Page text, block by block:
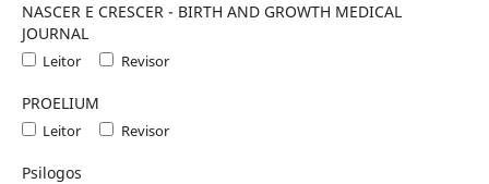
NASCER E CRESCER - BIRTH AND GROWTH MEDICAL
JOURNAL
Leitor Revisor
PROELIUM
Leitor Revisor
Psilogos